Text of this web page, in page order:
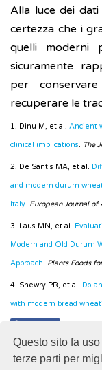
Questo sito fa
terze parti per
Alla luce dei
certezza che i
quelli moderni
sicuramente
per
recuperare le
1. Dinu M, et al. Ancient
clinical implications. The
2. De Santis MA, et al.
and modern durum
Italy. European Journal of
3. Laus MN, et al.
Modern and Old Durum
Approach. Plants Foods
4. Shewry PR, et al. Do
with modern bread
f